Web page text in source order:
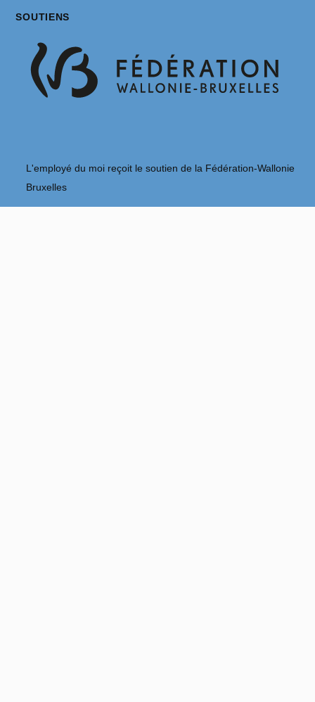
SOUTIENS
L'employé du moi reçoit le soutien de la Fédération-Wallonie
Bruxelles